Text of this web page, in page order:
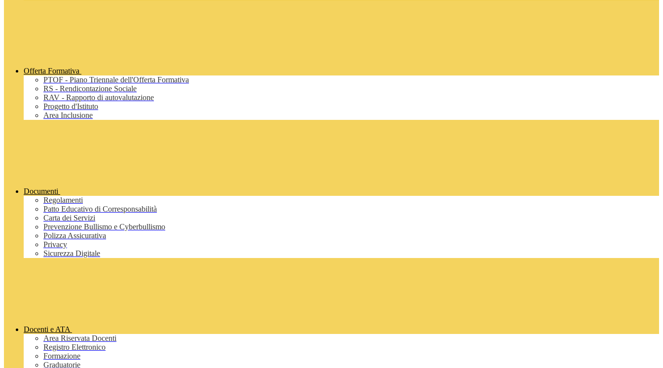
Offerta Formativa
PTOF - Piano Triennale dell'Offerta Formativa
RS - Rendicontazione Sociale
RAV - Rapporto di autovalutazione
Progetto d'Istituto
Area Inclusione
Documenti
Regolamenti
Patto Educativo di Corresponsabilità
Carta dei Servizi
Prevenzione Bullismo e Cyberbullismo
Polizza Assicurativa
Privacy
Sicurezza Digitale
Docenti e ATA
Area Riservata Docenti
Registro Elettronico
Formazione
Graduatorie